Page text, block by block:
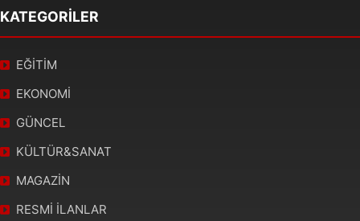
KATEGORİLER
EĞİTİM
EKONOMİ
GÜNCEL
KÜLTÜR&SANAT
MAGAZİN
RESMİ İLANLAR